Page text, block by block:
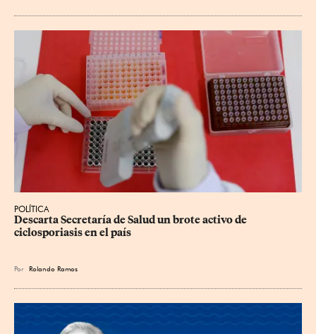
POLÍTICA
Descarta Secretaría de Salud un brote activo de
ciclosporiasis en el país
Por Rolando Ramos